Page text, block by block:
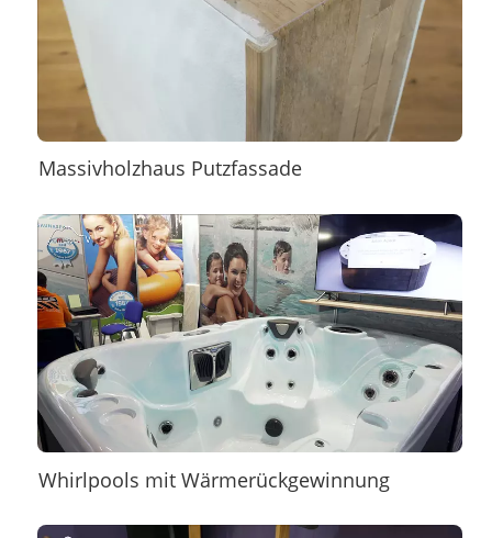
Massivholzhaus Putzfassade
Whirlpools mit Wärmerückgewinnung